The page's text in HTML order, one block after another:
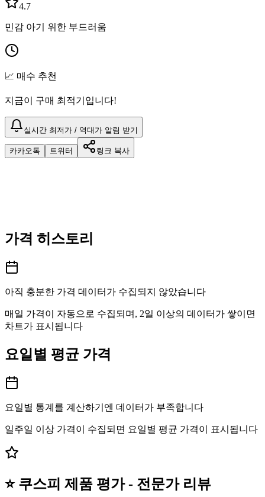
4.7
민감 아기 위한 부드러움
📈 매수 추천
지금이 구매 최적기입니다!
실시간 최저가 / 역대가 알림 받기
카카오톡 트위터 링크 복사
가격 히스토리
아직 충분한 가격 데이터가 수집되지 않았습니다
매일 가격이 자동으로 수집되며, 2일 이상의 데이터가 쌓이면
차트가 표시됩니다
요일별 평균 가격
요일별 통계를 계산하기엔 데이터가 부족합니다
일주일 이상 가격이 수집되면 요일별 평균 가격이 표시됩니다
⭐ 쿠스피 제품 평가 - 전문가 리뷰